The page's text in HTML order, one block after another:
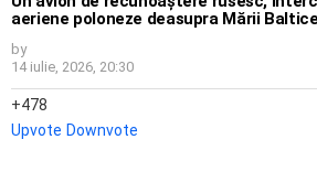
aeriene poloneze deasupra Mării Baltice
by
14 iulie, 2026, 20:30
478
Upvote Downvote